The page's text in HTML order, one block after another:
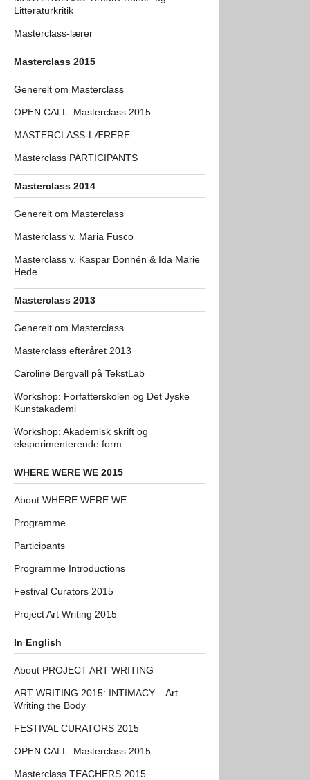
Litteraturkritik
Masterclass-lærer
Masterclass 2015
Generelt om Masterclass
OPEN CALL: Masterclass 2015
MASTERCLASS-LÆRERE
Masterclass PARTICIPANTS
Masterclass 2014
Generelt om Masterclass
Masterclass v. Maria Fusco
Masterclass v. Kaspar Bonnén & Ida Marie
Hede
Masterclass 2013
Generelt om Masterclass
Masterclass efteråret 2013
Caroline Bergvall på TekstLab
Workshop: Forfatterskolen og Det Jyske
Kunstakademi
Workshop: Akademisk skrift og
eksperimenterende form
WHERE WERE WE 2015
About WHERE WERE WE
Programme
Participants
Programme Introductions
Festival Curators 2015
Project Art Writing 2015
In English
About PROJECT ART WRITING
ART WRITING 2015: INTIMACY – Art
Writing the Body
FESTIVAL CURATORS 2015
OPEN CALL: Masterclass 2015
Masterclass TEACHERS 2015